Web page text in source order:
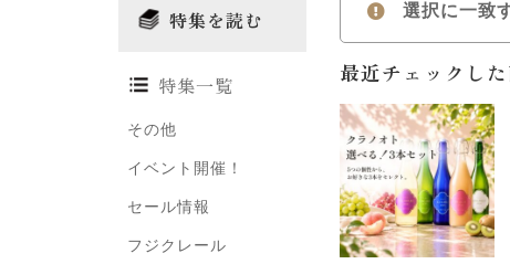
選択に一致
最近チェックし
特集を読む
特集一覧
その他
イベント開催！
セール情報
フジクレール